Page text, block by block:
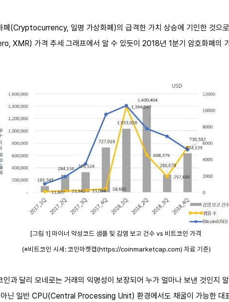
폐(Cryptocurrency, 일명 가상화폐)의 급격한 가치 상승에 기인한 것으
XMR) 가격 추세 그래프에서 알 수 있듯이 2018년 1분기 암호화폐의
[그림 1] 마이너 악성코드 샘플 및 감염 보고 건수 vs 비트코인 가격
(※비트코인 시세: 코인마켓캡(https://coinmarketcap.com) 자료 기준)
과 달리 모네로는 거래의 익명성이 보장되어 누가 얼마나 보낸 것인지
일반 CPU(Central Processing Unit) 환경에서도 채굴이 가능한 대